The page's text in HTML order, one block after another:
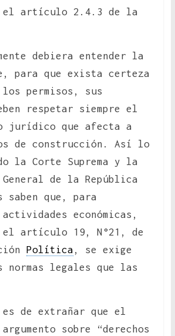
el artículo 2.4.3 de la
debiera entender la
para que exista certeza
permisos, sus
respetar siempre el
jurídico que afecta a
de construcción. Así lo
la Corte Suprema y la
de la República
saben que, para
económicas,
el artículo 19, N°21, de
Política , se exige
normas legales que las
de extrañar que el
sobre “derechos